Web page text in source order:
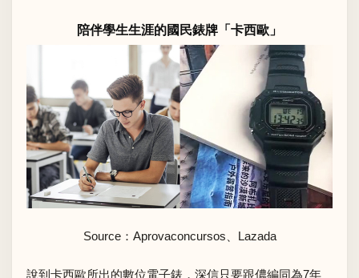
陪伴學生生涯的國民錶牌「卡西歐」
Source： Aprovaconcursos Lazada
說到卡西歐所出的數位電子錶，深信只要跟儂編同為7年